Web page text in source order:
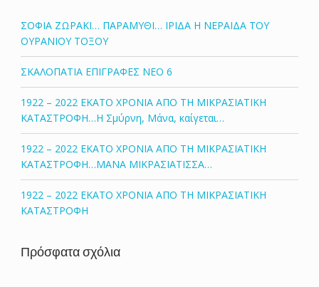
ΣΟΦΙΑ ΖΩΡΑΚΙ… ΠΑΡΑΜΥΘΙ… ΙΡΙΔΑ Η ΝΕΡΑΙΔΑ ΤΟΥ
ΟΥΡΑΝΙΟΥ ΤΟΞΟΥ
ΣΚΑΛΟΠΑΤΙΑ ΕΠΙΓΡΑΦΕΣ ΝΕΟ 6
1922 – 2022 ΕΚΑΤΟ ΧΡΟΝΙΑ ΑΠΟ ΤΗ ΜΙΚΡΑΣΙΑΤΙΚΗ
ΚΑΤΑΣΤΡΟΦΗ…Η Σμύρνη, Μάνα, καίγεται…
1922 – 2022 ΕΚΑΤΟ ΧΡΟΝΙΑ ΑΠΟ ΤΗ ΜΙΚΡΑΣΙΑΤΙΚΗ
ΚΑΤΑΣΤΡΟΦΗ…ΜΑΝΑ ΜΙΚΡΑΣΙΑΤΙΣΣΑ…
1922 – 2022 ΕΚΑΤΟ ΧΡΟΝΙΑ ΑΠΟ ΤΗ ΜΙΚΡΑΣΙΑΤΙΚΗ
ΚΑΤΑΣΤΡΟΦΗ
Πρόσφατα σχόλια